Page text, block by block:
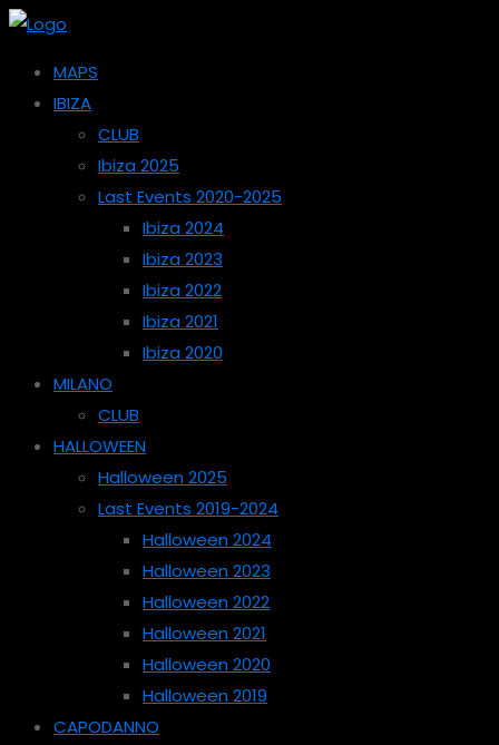
MAPS
IBIZA
CLUB
Ibiza 2025
Last Events 2020-2025
Ibiza 2024
Ibiza 2023
Ibiza 2022
Ibiza 2021
Ibiza 2020
MILANO
CLUB
HALLOWEEN
Halloween 2025
Last Events 2019-2024
Halloween 2024
Halloween 2023
Halloween 2022
Halloween 2021
Halloween 2020
Halloween 2019
CAPODANNO